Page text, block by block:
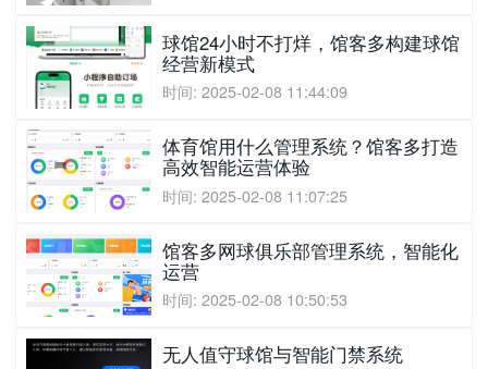
球馆24小时不打烊，馆客多构建球馆
经营新模式
时间: 2025-02-08 11:44:09
体育馆用什么管理系统？馆客多打造
高效智能运营体验
时间: 2025-02-08 11:07:25
馆客多网球俱乐部管理系统，智能化
运营
时间: 2025-02-08 10:50:53
无人值守球馆与智能门禁系统